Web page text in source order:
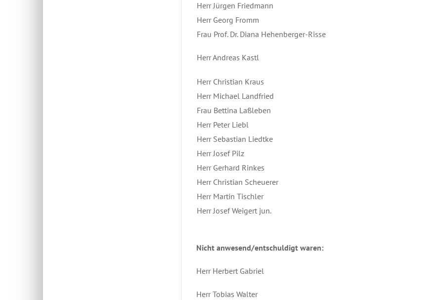
Herr Jürgen Friedmann
Herr Georg Fromm
Frau Prof. Dr. Diana Hehenberger-Risse
Herr Andreas Kastl
Herr Christian Kraus
Herr Michael Landfried
Frau Bettina Laßleben
Herr Peter Liebl
Herr Sebastian Liedtke
Herr Josef Pilz
Herr Gerhard Rinkes
Herr Christian Scheuerer
Herr Martin Tischler
Herr Josef Weigert jun.
Nicht anwesend/entschuldigt waren:
Herr Herbert Gabriel
Herr Tobias Walter